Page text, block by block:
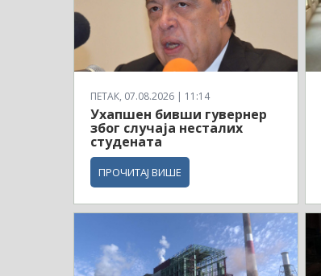
ПЕТАК, 07.08.2026 | 11:14
Ухапшен бивши гувернер
због случаја несталих
студената
ПРОЧИТАЈ ВИШЕ